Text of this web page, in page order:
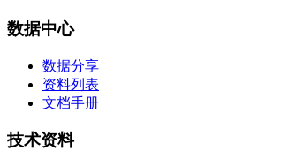
数据中心
数据分享
资料列表
文档手册
技术资料